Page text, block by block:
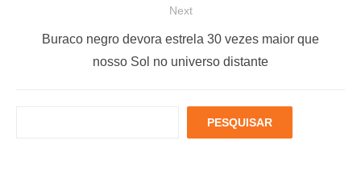
Next
Buraco negro devora estrela 30 vezes maior que
nosso Sol no universo distante
PESQUISAR